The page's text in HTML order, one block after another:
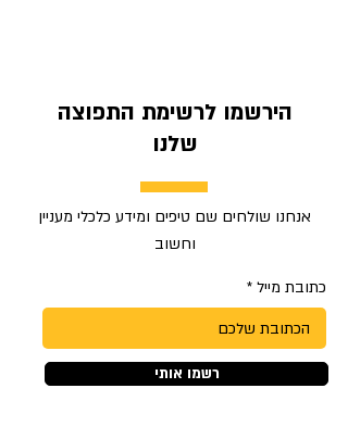
הירשמו לרשימת התפוצה
שלנו
אנחנו שולחים שם טיפים ומידע כלכלי מעניין
וחשוב
כתובת מייל
רשמו אותי